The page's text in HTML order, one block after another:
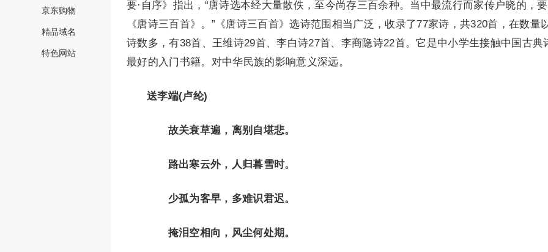
京东购物
精品域名
特色网站
要·自序》指出，“唐诗选本经大量散佚，至今尚存三百余种。当中最流行而家传户晓的，
《唐诗三百首》。”《唐诗三百首》选诗范围相当广泛，收录了77家诗，共320首，在数量
诗数多，有38首、王维诗29首、李白诗27首、李商隐诗22首。它是中小学生接触中国古典
最好的入门书籍。对中华民族的影响意义深远。
送李端(卢纶)
故关衰草遍，离别自堪悲。
路出寒云外，人归暮雪时。
少孤为客早，多难识君迟。
掩泪空相向，风尘何处期。